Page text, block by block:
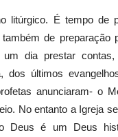
litúrgico. É tempo de
de preparação
um dia prestar contas,
dos últimos
anunciaram- o
No entanto a Igreja
Deus é um Deus